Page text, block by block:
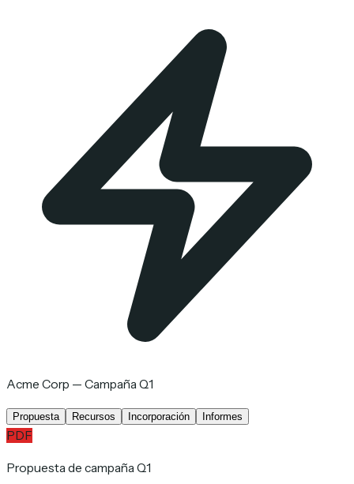
Acme Corp — Campaña Q1
Propuesta Recursos Incorporación Informes
PDF
Propuesta de campaña Q1